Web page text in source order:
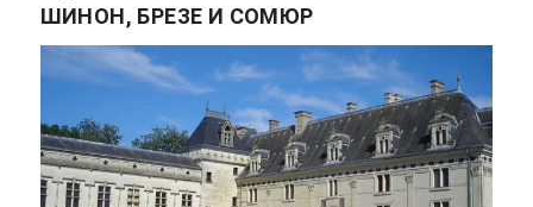
ШИНОН, БРЕЗЕ И СОМЮР